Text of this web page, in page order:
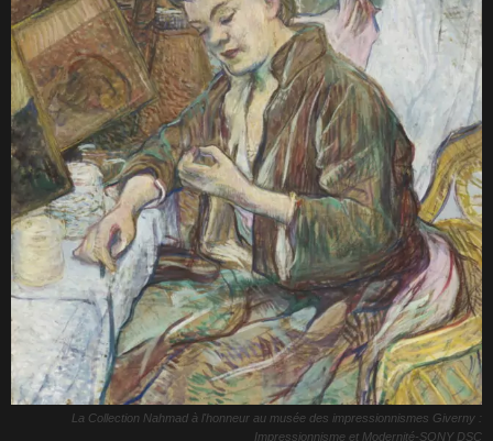
La Collection Nahmad à l'honneur au musée des impressionnismes Giverny :
Impressionnisme et Modernité-SONY DSC